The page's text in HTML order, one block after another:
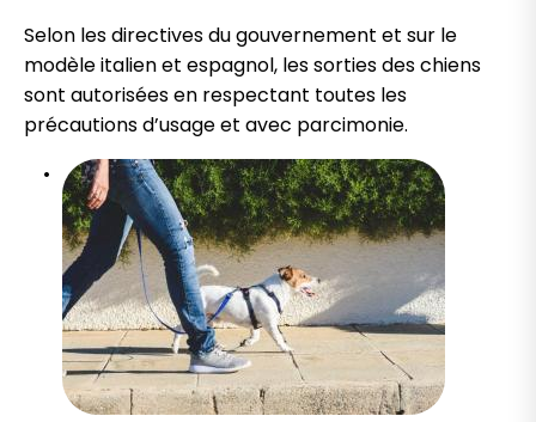
Selon les directives du gouvernement et sur le
modèle italien et espagnol, les sorties des chiens
sont autorisées en respectant toutes les
précautions d’usage et avec parcimonie.